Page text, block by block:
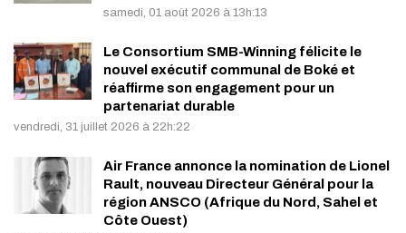
samedi, 01 août 2026 à 13h:13
Le Consortium SMB-Winning félicite le
nouvel exécutif communal de Boké et
réaffirme son engagement pour un
partenariat durable
vendredi, 31 juillet 2026 à 22h:22
Air France annonce la nomination de Lionel
Rault, nouveau Directeur Général pour la
région ANSCO (Afrique du Nord, Sahel et
Côte Ouest)